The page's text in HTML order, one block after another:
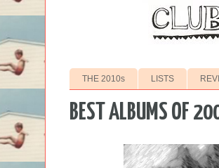
THE 2010s LISTS
BEST ALBUMS OF